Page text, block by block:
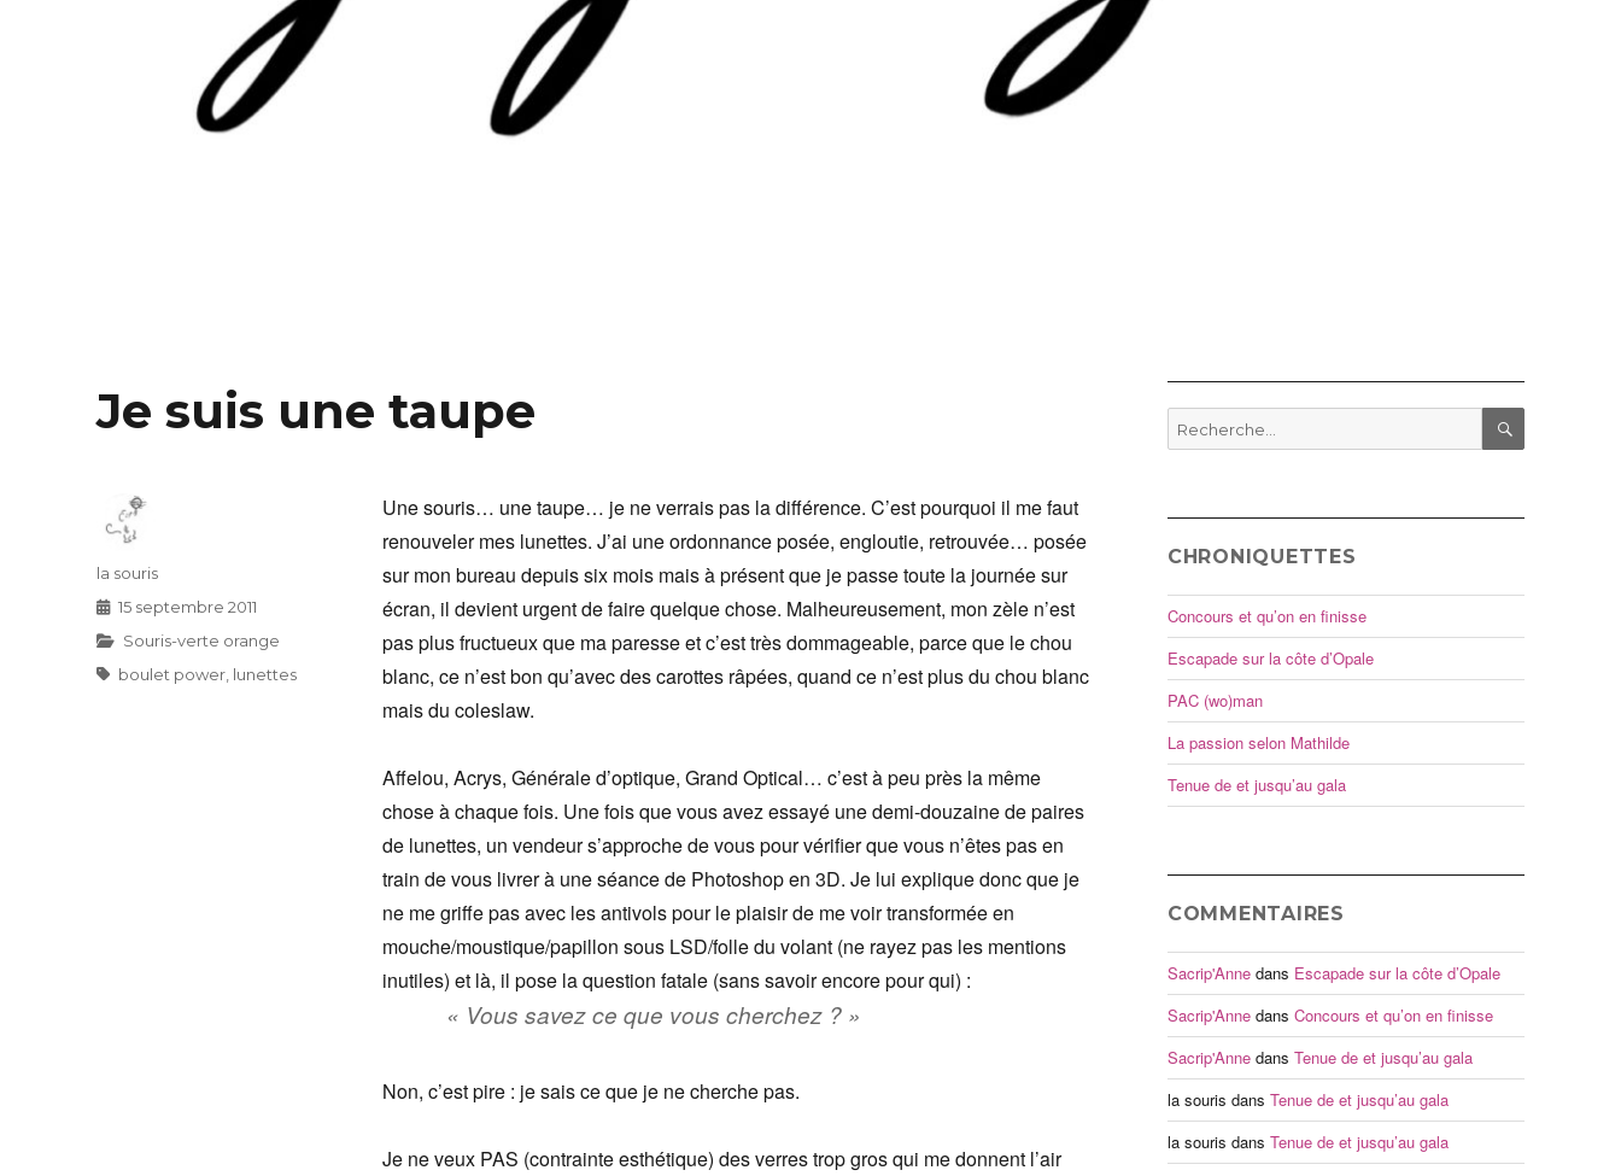
Je suis une taupe
Une souris… une taupe… je ne verrais pas la différence. C’est pourquoi il me faut
renouveler mes lunettes. J’ai une ordonnance posée, engloutie, retrouvée… posée
sur mon bureau depuis six mois mais à présent que je passe toute la journée sur
écran, il devient urgent de faire quelque chose. Malheureusement, mon zèle n’est
pas plus fructueux que ma paresse et c’est très dommageable, parce que le chou
blanc, ce n’est bon qu’avec des carottes râpées, quand ce n’est plus du chou blanc
mais du coleslaw.
Affelou, Acrys, Générale d’optique, Grand Optical… c’est à peu près la même
chose à chaque fois. Une fois que vous avez essayé une demi-douzaine de paires
de lunettes, un vendeur s’approche de vous pour vérifier que vous n’êtes pas en
train de vous livrer à une séance de Photoshop en 3D. Je lui explique donc que je
ne me griffe pas avec les antivols pour le plaisir de me voir transformée en
mouche/moustique/papillon sous LSD/folle du volant (ne rayez pas les mentions
inutiles) et là, il pose la question fatale (sans savoir encore pour qui) :
« Vous savez ce que vous cherchez ? »
Non, c’est pire : je sais ce que je ne cherche pas.
Je ne veux PAS (contrainte esthétique) des verres trop gros qui me donnent l’air
Auteur
la souris
Publié
15 septembre 2011
Catégories
Souris-verte orange
Étiquettes
boulet power, lunettes
Recherche
pour
RECHERCHE
CHRONIQUETTES
Concours et qu’on en finisse
Escapade sur la côte d’Opale
PAC (wo)man
La passion selon Mathilde
Tenue de et jusqu’au gala
COMMENTAIRES
Sacrip'Annedans Escapade sur la côte d’Opale
Sacrip'Annedans Concours et qu’on en finisse
Sacrip'Annedans Tenue de et jusqu’au gala
la souris dans Tenue de et jusqu’au gala
la souris dans Tenue de et jusqu’au gala